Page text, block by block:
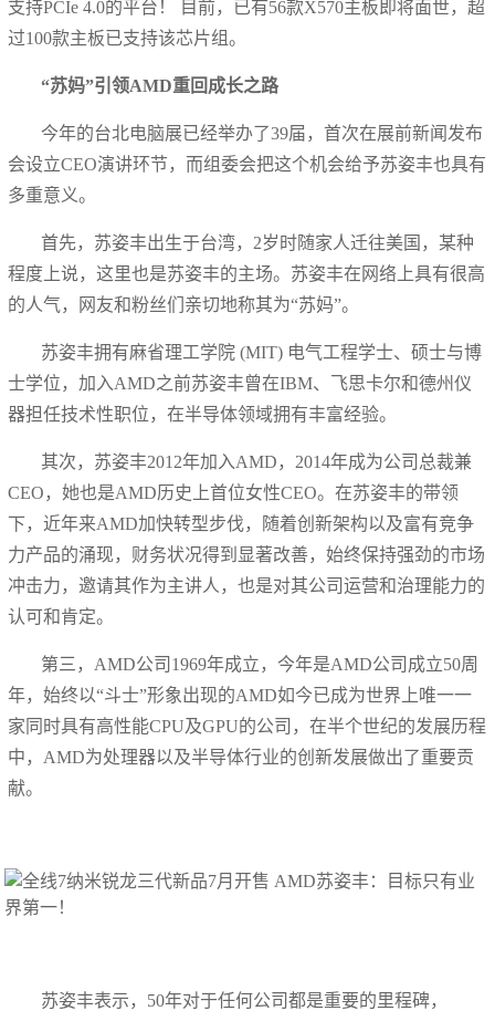
支持PCIe 4.0的平台！ 目前，已有56款X570主板即将面世，超
过100款主板已支持该芯片组。
“苏妈”引领AMD重回成长之路
今年的台北电脑展已经举办了39届，首次在展前新闻发布
会设立CEO演讲环节，而组委会把这个机会给予苏姿丰也具有
多重意义。
首先，苏姿丰出生于台湾，2岁时随家人迁往美国，某种
程度上说，这里也是苏姿丰的主场。苏姿丰在网络上具有很高
的人气，网友和粉丝们亲切地称其为“苏妈”。
苏姿丰拥有麻省理工学院 (MIT) 电气工程学士、硕士与博
士学位，加入AMD之前苏姿丰曾在IBM、飞思卡尔和德州仪
器担任技术性职位，在半导体领域拥有丰富经验。
其次，苏姿丰2012年加入AMD，2014年成为公司总裁兼
CEO，她也是AMD历史上首位女性CEO。在苏姿丰的带领
下，近年来AMD加快转型步伐，随着创新架构以及富有竞争
力产品的涌现，财务状况得到显著改善，始终保持强劲的市场
冲击力，邀请其作为主讲人，也是对其公司运营和治理能力的
认可和肯定。
第三，AMD公司1969年成立，今年是AMD公司成立50周
年，始终以“斗士”形象出现的AMD如今已成为世界上唯一一
家同时具有高性能CPU及GPU的公司，在半个世纪的发展历程
中，AMD为处理器以及半导体行业的创新发展做出了重要贡
献。
苏姿丰表示，50年对于任何公司都是重要的里程碑，